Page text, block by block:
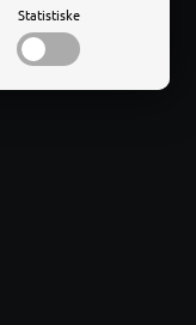
Statistiske